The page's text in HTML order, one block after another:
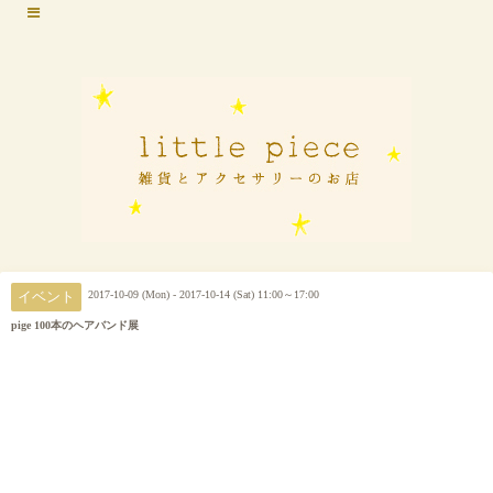
イベント 2017-10-09 (Mon) - 2017-10-14 (Sat) 11:00～17:00
pige 100本のヘアバンド展